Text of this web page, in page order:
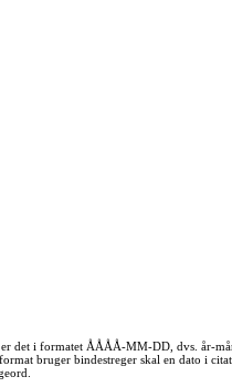
det i formatet ÅÅÅÅ-MM-DD, dvs. år-
bruger bindestreger skal en dato i